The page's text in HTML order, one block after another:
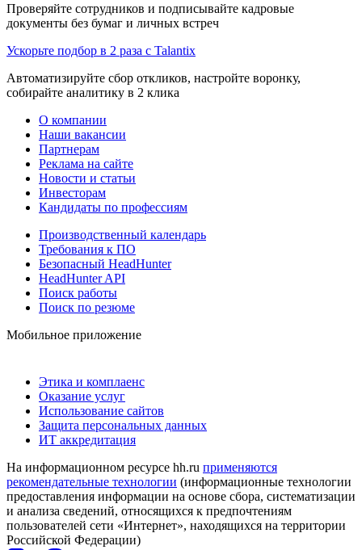
Проверяйте сотрудников и подписывайте кадровые
документы без бумаг и личных встреч
Ускорьте подбор в 2 раза с Talantix
Автоматизируйте сбор откликов, настройте воронку,
собирайте аналитику в 2 клика
О компании
Наши вакансии
Партнерам
Реклама на сайте
Новости и статьи
Инвесторам
Кандидаты по профессиям
Производственный календарь
Требования к ПО
Безопасный HeadHunter
HeadHunter API
Поиск работы
Поиск по резюме
Мобильное приложение
Этика и комплаенс
Оказание услуг
Использование сайтов
Защита персональных данных
ИТ аккредитация
На информационном ресурсе hh.ru применяются
рекомендательные технологии (информационные технологии
предоставления информации на основе сбора, систематизации
и анализа сведений, относящихся к предпочтениям
пользователей сети «Интернет», находящихся на территории
Российской Федерации)